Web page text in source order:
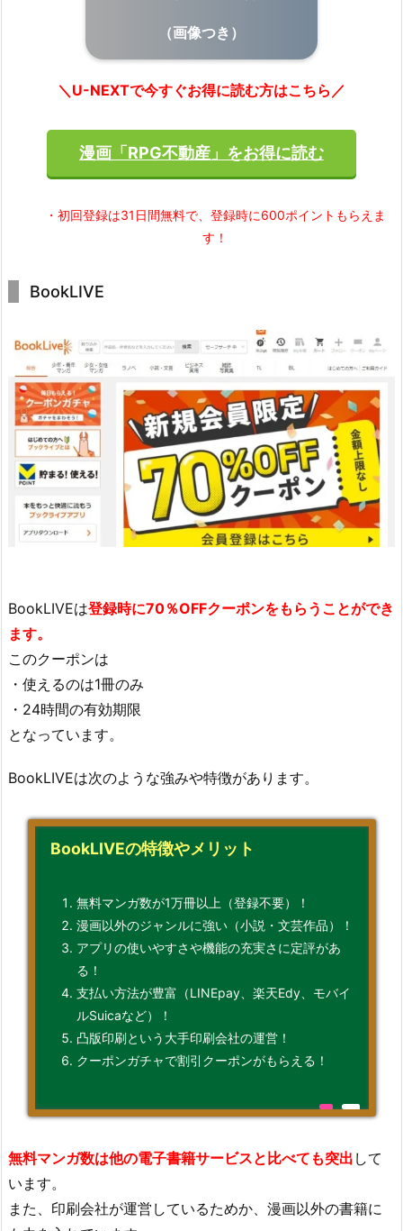
（画像つき）
＼U-NEXTで今すぐお得に読む方はこちら／
漫画「RPG不動産」をお得に読む
・初回登録は31日間無料で、登録時に600ポイントもらえま
す！
BookLIVE
BookLIVEは登録時に70％OFFクーポンをもらうことができ
ます。
このクーポンは
・使えるのは1冊のみ
・24時間の有効期限
となっています。
BookLIVEは次のような強みや特徴があります。
BookLIVEの特徴やメリット
無料マンガ数が1万冊以上（登録不要）！
漫画以外のジャンルに強い（小説・文芸作品）！
アプリの使いやすさや機能の充実さに定評があ
る！
支払い方法が豊富（LINEpay、楽天Edy、モバイ
ルSuicaなど）！
凸版印刷という大手印刷会社の運営！
クーポンガチャで割引クーポンがもらえる！
無料マンガ数は他の電子書籍サービスと比べても突出 して
います。
また、印刷会社が運営しているためか、漫画以外の書籍に